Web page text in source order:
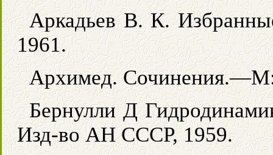
Аркадьев В. К.
1961.
Архимед. Сочинения.—М:
Бернулли Д
Изд-во АН СССР, 1959.